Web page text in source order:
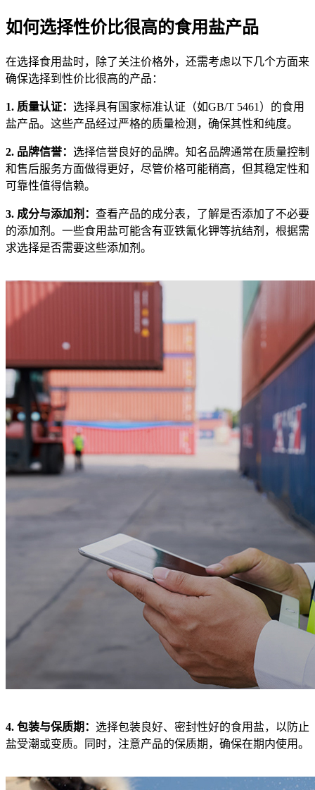
如何选择性价比很高的食用盐产品
在选择食用盐时，除了关注价格外，还需考虑以下几个方面来
确保选择到性价比很高的产品：
1. 质量认证： 选择具有国家标准认证（如GB/T 5461）的食用
盐产品。这些产品经过严格的质量检测，确保其性和纯度。
2. 品牌信誉： 选择信誉良好的品牌。知名品牌通常在质量控制
和售后服务方面做得更好，尽管价格可能稍高，但其稳定性和
可靠性值得信赖。
3. 成分与添加剂： 查看产品的成分表，了解是否添加了不必要
的添加剂。一些食用盐可能含有亚铁氰化钾等抗结剂，根据需
求选择是否需要这些添加剂。
4. 包装与保质期： 选择包装良好、密封性好的食用盐，以防止
盐受潮或变质。同时，注意产品的保质期，确保在期内使用。